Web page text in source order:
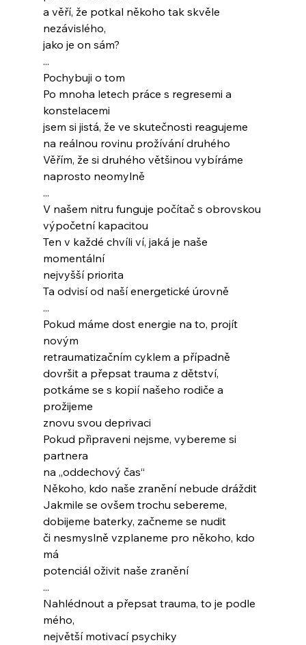
a věří, že potkal někoho tak skvěle
nezávislého,
jako je on sám?
...
Pochybuji o tom
Po mnoha letech práce s regresemi a
konstelacemi
jsem si jistá, že ve skutečnosti reagujeme
na reálnou rovinu prožívání druhého
Věřím, že si druhého většinou vybíráme
naprosto neomylně
...
V našem nitru funguje počítač s obrovskou
výpočetní kapacitou
Ten v každé chvíli ví, jaká je naše
momentální
nejvyšší priorita
Ta odvisí od naší energetické úrovně
...
Pokud máme dost energie na to, projít
novým
retraumatizačním cyklem a případně
dovršit a přepsat trauma z dětství,
potkáme se s kopií našeho rodiče a
prožijeme
znovu svou deprivaci
Pokud připraveni nejsme, vybereme si
partnera
na „oddechový čas“
Někoho, kdo naše zranění nebude dráždit
Jakmile se ovšem trochu sebereme,
dobijeme baterky, začneme se nudit
či nesmyslně vzplaneme pro někoho, kdo
má
potenciál oživit naše zranění
...
Nahlédnout a přepsat trauma, to je podle
mého,
největší motivací psychiky